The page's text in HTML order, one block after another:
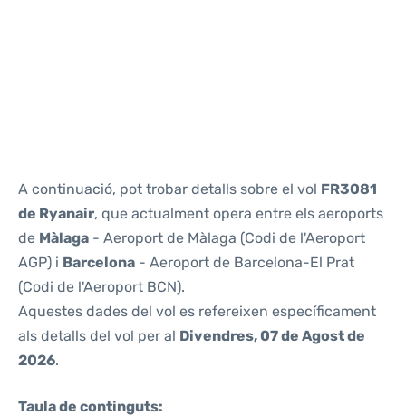
A continuació, pot trobar detalls sobre el vol FR3081
de Ryanair, que actualment opera entre els aeroports
de Màlaga - Aeroport de Màlaga (Codi de l'Aeroport
AGP) i Barcelona - Aeroport de Barcelona-El Prat
(Codi de l'Aeroport BCN).
Aquestes dades del vol es refereixen específicament
als detalls del vol per al Divendres, 07 de Agost de
2026.
Taula de continguts: